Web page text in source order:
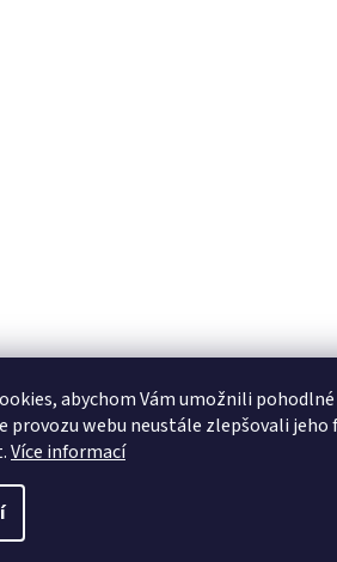
abychom Vám umožnili
provozu webu neustále zlepšovali jeho
Více informací